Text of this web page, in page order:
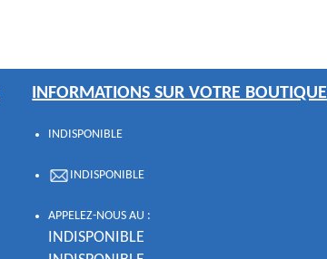
INFORMATIONS SUR VOTRE BOUTIQUE
INDISPONIBLE
INDISPONIBLE
APPELEZ-NOUS AU :
INDISPONIBLE